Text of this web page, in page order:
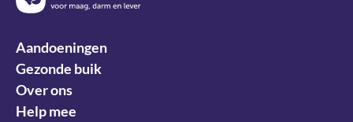
Aandoeningen
Gezonde buik
Over ons
Help mee